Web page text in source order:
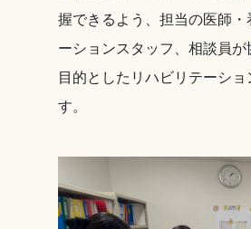
握できるよう、担当の医師
ーションスタッフ、相談員
目的としたリハビリテーショ
す。